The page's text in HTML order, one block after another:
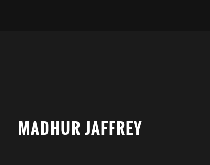
MADHUR JAFFREY